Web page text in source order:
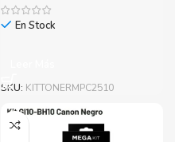
En Stock
SKU: KITTONERMPC2510